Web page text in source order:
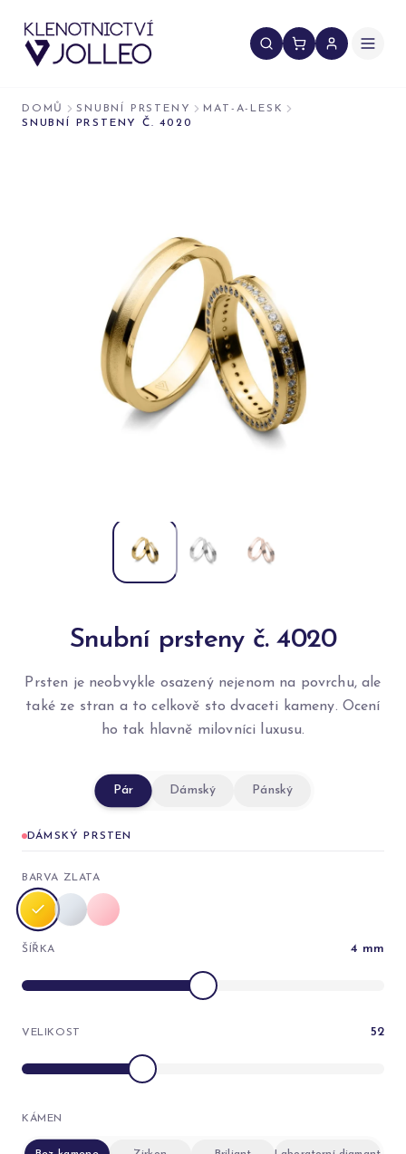
DOMŮ SNUBNÍ PRSTENY
MAT-A-LESK
SNUBNÍ PRSTENY Č. 4020
Snubní prsteny č. 4020
Prsten je neobvykle osazený nejenom na povrchu, ale
také ze stran a to celkově sto dvaceti kameny. Ocení
ho tak hlavně milovníci luxusu.
Pár Dámský Pánský
DÁMSKÝ PRSTEN
BARVA ZLATA
ŠÍŘKA 4 mm
VELIKOST 52
KÁMEN